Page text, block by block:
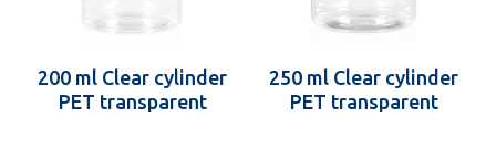
200 ml Clear cylinder
PET transparent
250 ml Clear cylinder
PET transparent